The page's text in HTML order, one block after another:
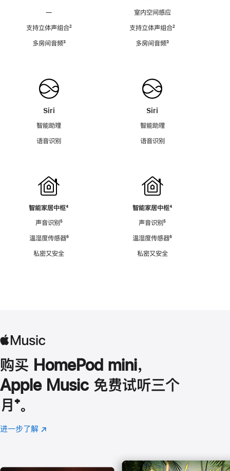
—
支持立体声组合脚
²
多房间音频脚
³
Siri
智能助理
语音识别
智能家居中枢脚
⁴
声音识别脚
⁵
温湿度传感器脚
⁶
私密又安全
室内空间感应
支持立体声组合脚
²
多房间音频脚
³
Siri
智能助理
语音识别
智能家居中枢脚
⁴
声音识别脚
⁵
温湿度传感器脚
⁶
私密又安全
购买 HomePod mini，
Apple Music 免费试听三个
月 脚
注
⁺。
进一步了解 Apple
(在
口